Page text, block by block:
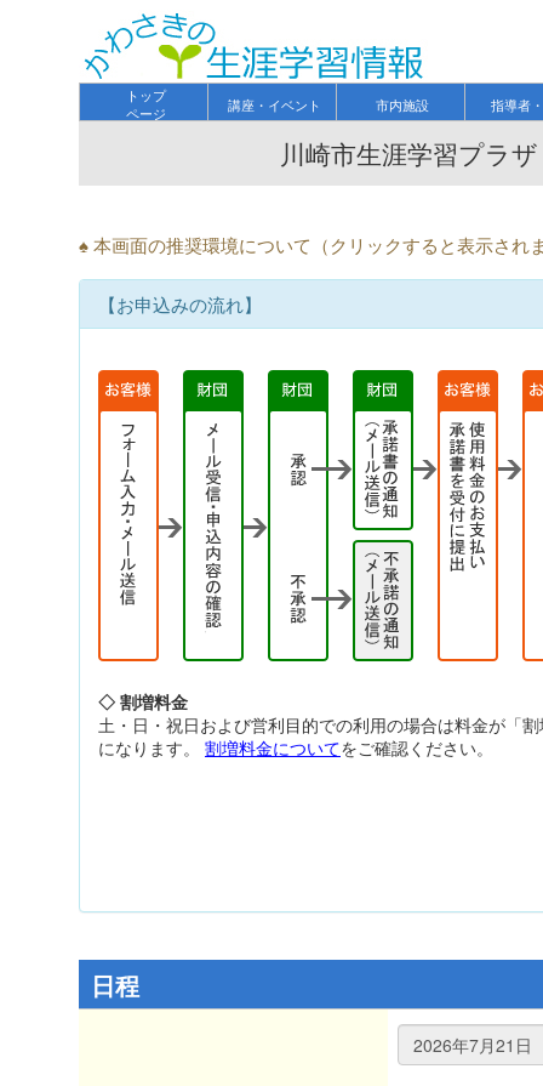
トップ
ページ
講座・イベント 市内施設 指導者
川崎市生涯学習プラ
♠ 本画面の推奨環境について（クリックすると表示され
【お申込みの流れ】
◇ 割増料金
土・日・祝日および営利目的での利用の場合は料金が「
になります。 割増料金についてをご確認ください。
日程